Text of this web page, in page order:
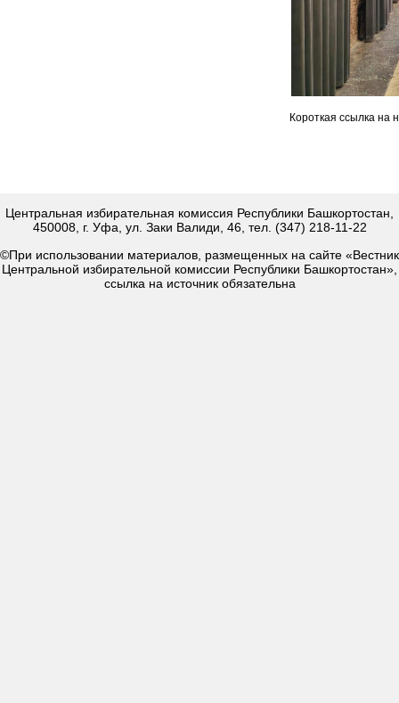
Короткая ссылка на
Центральная избирательная комиссия Республики Башкортостан,
450008, г. Уфа, ул. Заки Валиди, 46, тел. (347) 218-11-22
©При использовании материалов, размещенных на сайте «Вестник
Центральной избирательной комиссии Республики Башкортостан»,
ссылка на источник обязательна